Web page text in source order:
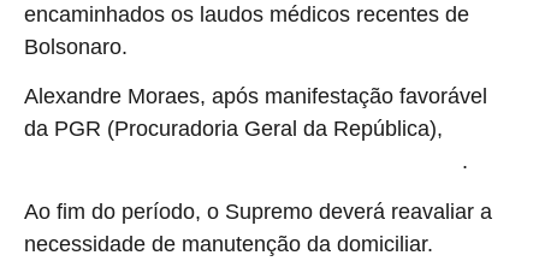
encaminhados os laudos médicos recentes de
Bolsonaro.
Alexandre Moraes, após manifestação favorável
da PGR (Procuradoria Geral da República),
.
Ao fim do período, o Supremo deverá reavaliar a
necessidade de manutenção da domiciliar.